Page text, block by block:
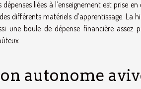
liées à l’enseignement est prise
différents matériels d’apprentissage.
une boule de dépense financière
autonome